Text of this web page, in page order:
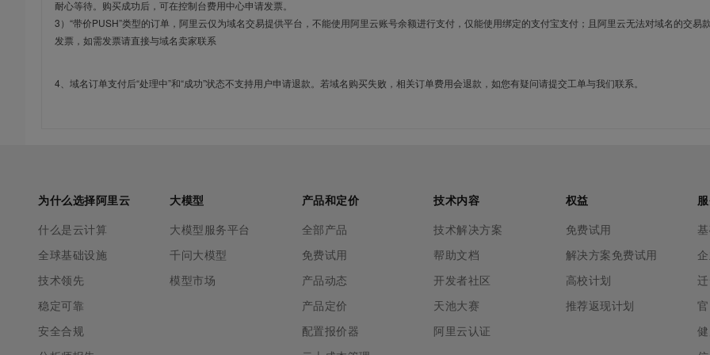
耐心等待。购买成功后，可在控制台费用中心申请发票。
3）“带价PUSH”类型的订单，阿里云仅为域名交易提供平台，不能使用阿里云账号余额进行支付，仅能使用绑定的支付宝支付；且阿里云无法对域名的交易
发票，如需发票请直接与域名卖家联系
4、域名订单支付后“处理中”和“成功”状态不支持用户申请退款。若域名购买失败，相关订单费用会退款，如您有疑问请提交工单与我们联系。